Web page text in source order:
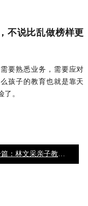
不说比乱做榜样更
要熟悉业务，需要应对
孩子的教育也就是靠天
。